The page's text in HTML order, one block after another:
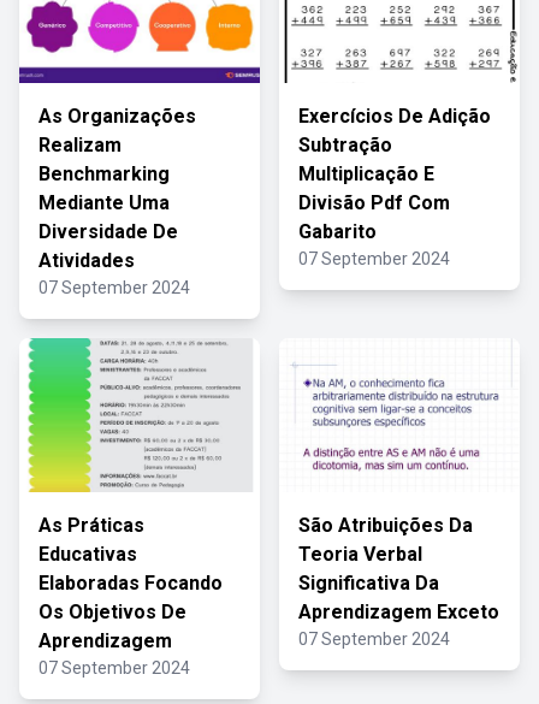
As Organizações
Realizam
Benchmarking
Mediante Uma
Diversidade De
Atividades
07 September 2024
Exercícios De Adição
Subtração
Multiplicação E
Divisão Pdf Com
Gabarito
07 September 2024
As Práticas
Educativas
Elaboradas Focando
Os Objetivos De
Aprendizagem
07 September 2024
São Atribuições Da
Teoria Verbal
Significativa Da
Aprendizagem Exceto
07 September 2024